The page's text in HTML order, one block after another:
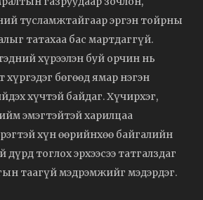
тусламжтайгаар эргэн тойрны
татахаа бас мартдаггүй.
хүрээлэн буй орчин нь
хүргэдэг бөгөөд ямар нэгэн
хүчтэй байдаг. Хүчирхэг,
эмэгтэйтэй харилцаа
хүн өөрийнхөө байгалийн
тоглох эрхээсээ татгалздаг
таагүй мэдрэмжийг мэдэрдэг.